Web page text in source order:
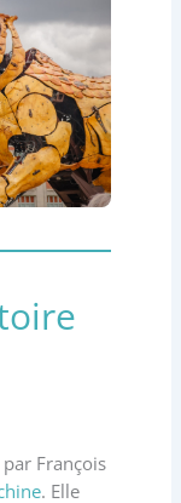
François
. Elle